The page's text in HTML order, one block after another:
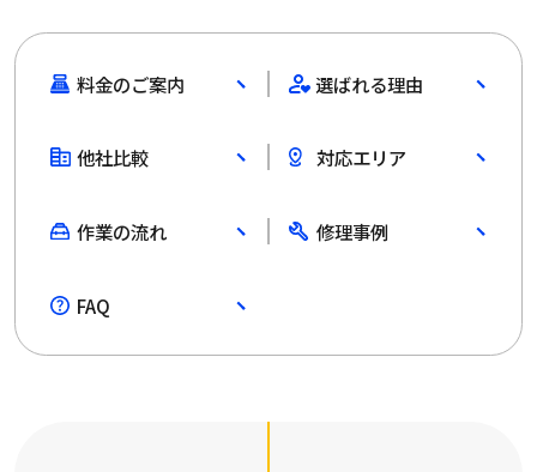
料金のご案内 選ばれる理由
他社比較 対応エリア
作業の流れ 修理事例
FAQ